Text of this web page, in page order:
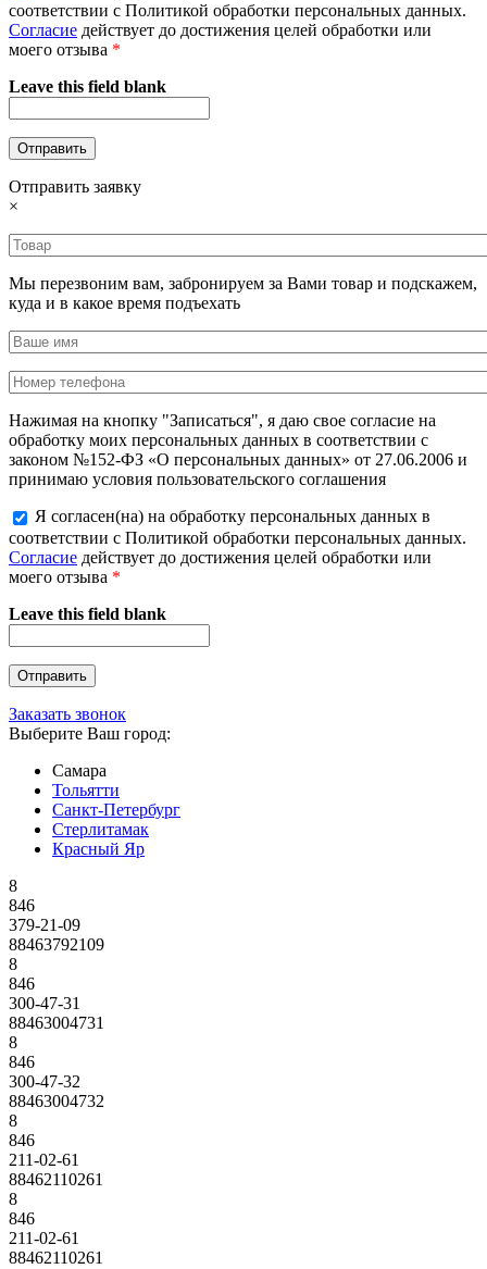
соответствии с Политикой обработки персональных данных.
Согласие действует до достижения целей обработки или
моего отзыва *
Leave this field blank
Отправить заявку
×
Мы перезвоним вам, забронируем за Вами товар и подскажем,
куда и в какое время подъехать
Нажимая на кнопку "Записаться", я даю свое согласие на
обработку моих персональных данных в соответствии с
законом №152-ФЗ «О персональных данных» от 27.06.2006 и
принимаю условия пользовательского соглашения
Я согласен(на) на обработку персональных данных в
соответствии с Политикой обработки персональных данных.
Согласие действует до достижения целей обработки или
моего отзыва *
Leave this field blank
Заказать звонок
Выберите Ваш город:
Самара
Тольятти
Санкт-Петербург
Стерлитамак
Красный Яр
8
846
379-21-09
88463792109
8
846
300-47-31
88463004731
8
846
300-47-32
88463004732
8
846
211-02-61
88462110261
8
846
211-02-61
88462110261